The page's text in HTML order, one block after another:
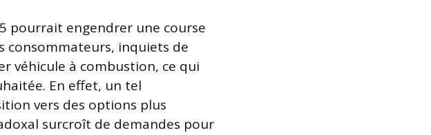
pourrait engendrer une course
consommateurs, inquiets de
véhicule à combustion, ce qui
En effet, un tel
vers des options plus
surcroît de demandes pour